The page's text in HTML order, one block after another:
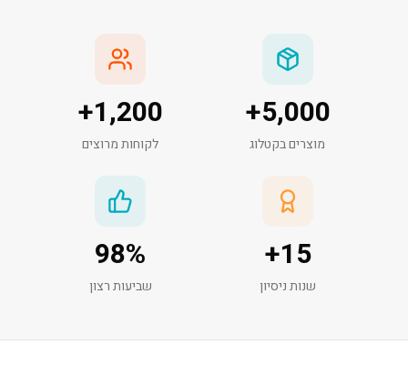
5,000
+
מוצרים בקטלוג
1,200
+
לקוחות מרוצים
15
+
שנות ניסיון
98%
שביעות רצון